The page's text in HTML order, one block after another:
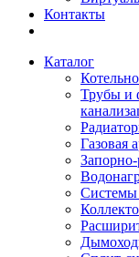
Контакты
Каталог
Трубы и
Газовая
Системы